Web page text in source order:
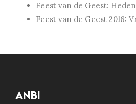
Feest van de Geest:
Feest van de Geest 2016:
ANBI